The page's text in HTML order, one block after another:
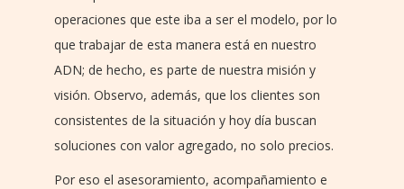
operaciones que este iba a ser el modelo, por lo
que trabajar de esta manera está en nuestro
ADN; de hecho, es parte de nuestra misión y
visión. Observo, además, que los clientes son
consistentes de la situación y hoy día buscan
soluciones con valor agregado, no solo precios.
Por eso el asesoramiento, acompañamiento e